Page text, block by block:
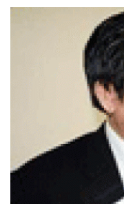
nghiệp nông thôn, thực